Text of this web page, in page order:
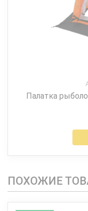
Палатка
ПОХОЖИЕ